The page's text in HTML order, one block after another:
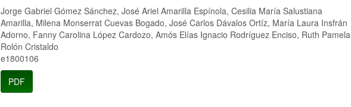
Jorge Gabriel Gómez Sánchez, José Ariel Amarilla Espínola, Cesilia María Salustiana
Amarilla, Milena Monserrat Cuevas Bogado, José Carlos Dávalos Ortíz, María Laura Insfrán
Adorno, Fanny Carolina López Cardozo, Amós Elías Ignacio Rodríguez Enciso, Ruth Pamela
Rolón Cristaldo
e1800106
PDF